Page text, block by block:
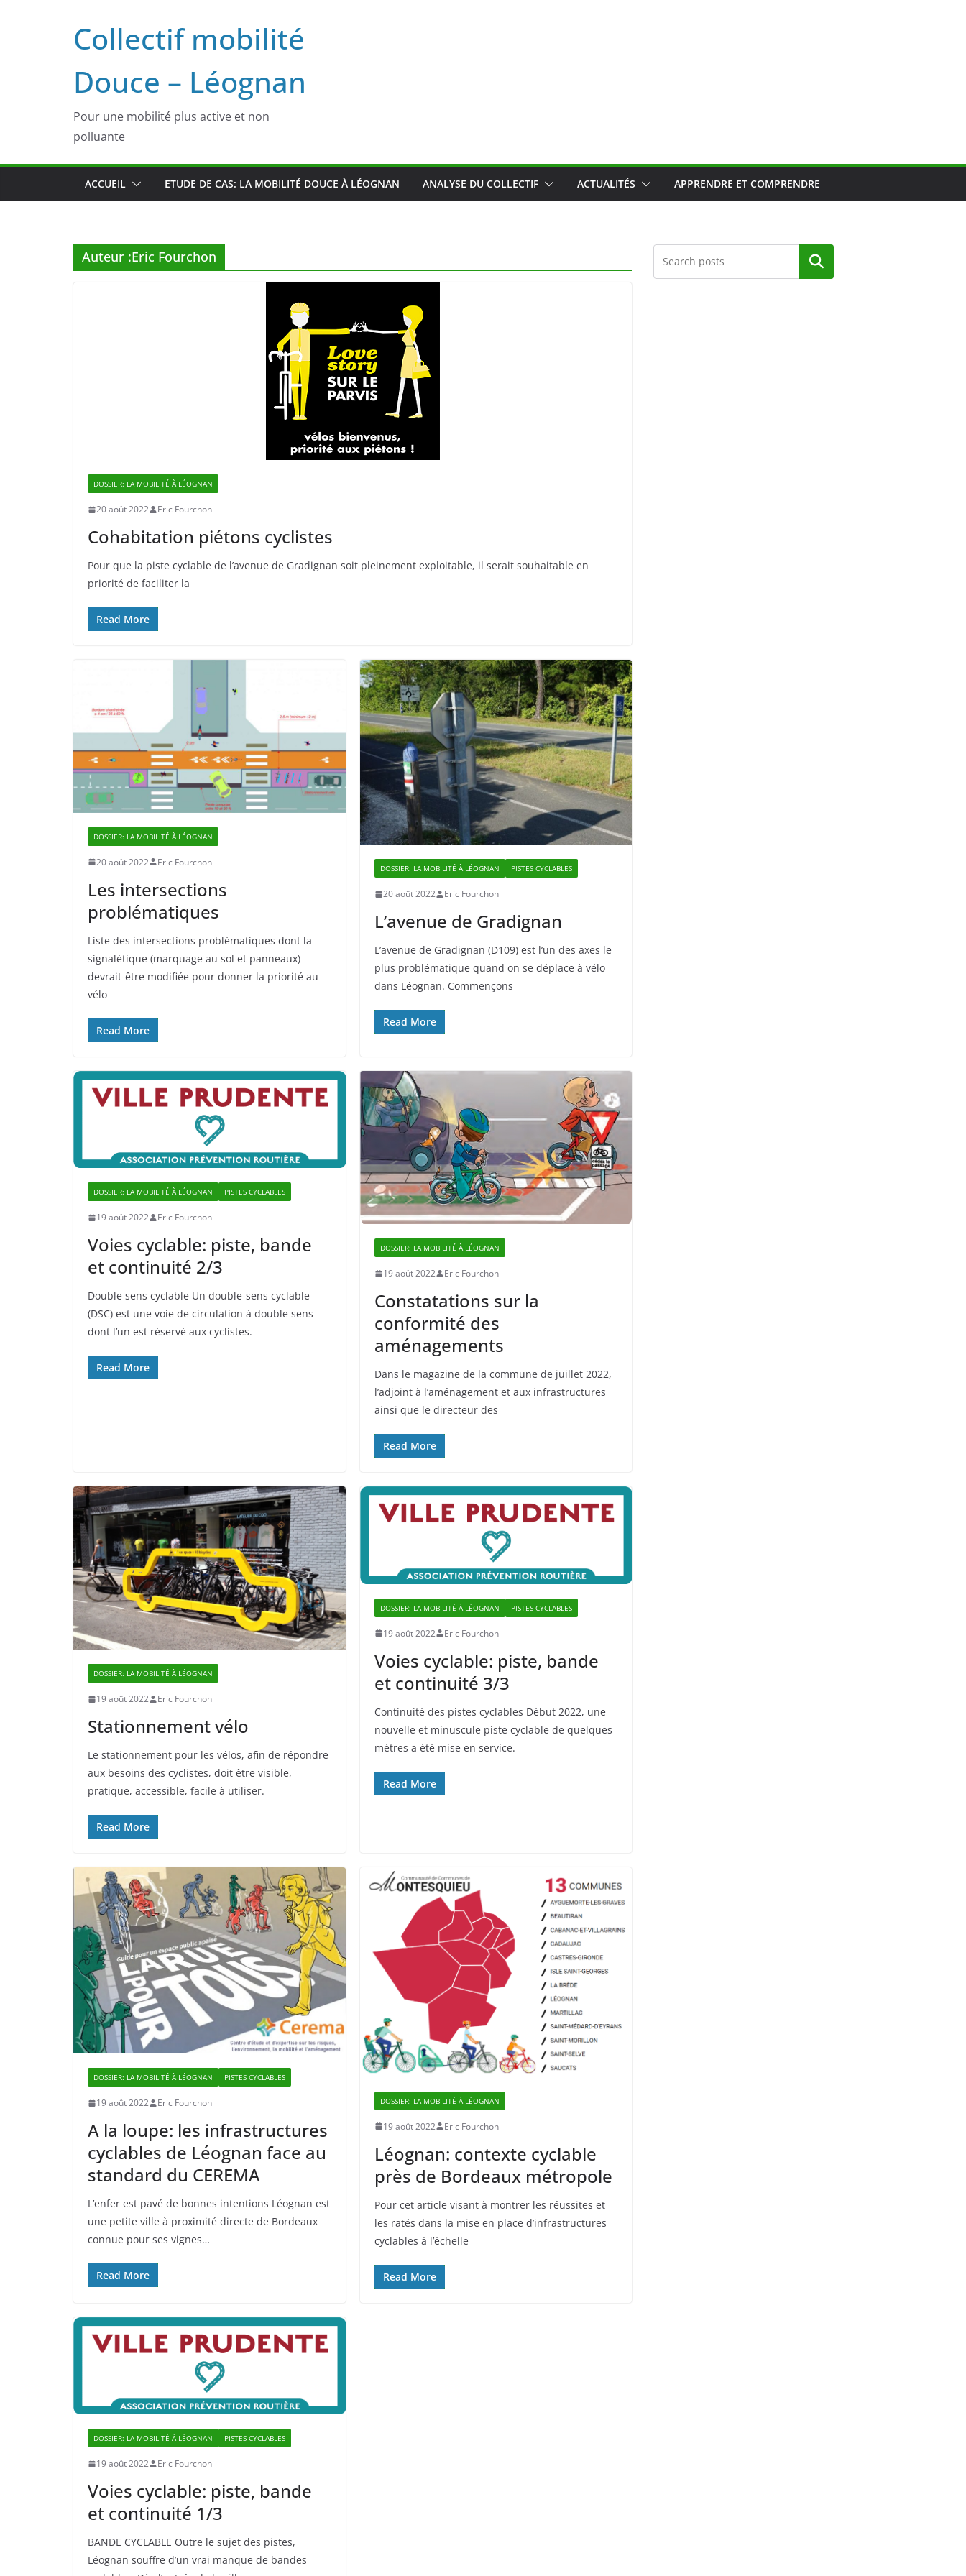
Collectif mobilité
Douce – Léognan
Pour une mobilité plus active et non
polluante
ACCUEIL ETUDE DE CAS: LA MOBILITÉ DOUCE À LÉOGNAN ANALYSE DU COLLECTIF ACTUALITÉS APPRENDRE ET COMPRENDRE
Auteur :Eric Fourchon
DOSSIER: LA MOBILITÉ À LÉOGNAN
20 août 2022 Eric Fourchon
Cohabitation piétons cyclistes
Pour que la piste cyclable de l’avenue de Gradignan soit pleinement exploitable, il serait souhaitable en
priorité de faciliter la
Read More
DOSSIER: LA MOBILITÉ À LÉOGNAN
20 août 2022 Eric Fourchon
Les intersections
problématiques
Liste des intersections problématiques dont la
signalétique (marquage au sol et panneaux)
devrait-être modifiée pour donner la priorité au
vélo
Read More
DOSSIER: LA MOBILITÉ À LÉOGNAN PISTES CYCLABLES
20 août 2022 Eric Fourchon
L’avenue de Gradignan
L’avenue de Gradignan (D109) est l’un des axes le
plus problématique quand on se déplace à vélo
dans Léognan. Commençons
Read More
DOSSIER: LA MOBILITÉ À LÉOGNAN PISTES CYCLABLES
19 août 2022 Eric Fourchon
Voies cyclable: piste, bande
et continuité 2/3
Double sens cyclable Un double-sens cyclable
(DSC) est une voie de circulation à double sens
dont l’un est réservé aux cyclistes.
Read More
DOSSIER: LA MOBILITÉ À LÉOGNAN
19 août 2022 Eric Fourchon
Constatations sur la
conformité des
aménagements
Dans le magazine de la commune de juillet 2022,
l’adjoint à l’aménagement et aux infrastructures
ainsi que le directeur des
Read More
DOSSIER: LA MOBILITÉ À LÉOGNAN
19 août 2022 Eric Fourchon
Stationnement vélo
Le stationnement pour les vélos, afin de répondre
aux besoins des cyclistes, doit être visible,
pratique, accessible, facile à utiliser.
Read More
DOSSIER: LA MOBILITÉ À LÉOGNAN PISTES CYCLABLES
19 août 2022 Eric Fourchon
Voies cyclable: piste, bande
et continuité 3/3
Continuité des pistes cyclables Début 2022, une
nouvelle et minuscule piste cyclable de quelques
mètres a été mise en service.
Read More
DOSSIER: LA MOBILITÉ À LÉOGNAN PISTES CYCLABLES
19 août 2022 Eric Fourchon
A la loupe: les infrastructures
cyclables de Léognan face au
standard du CEREMA
L’enfer est pavé de bonnes intentions Léognan est
une petite ville à proximité directe de Bordeaux
connue pour ses vignes…
Read More
DOSSIER: LA MOBILITÉ À LÉOGNAN
19 août 2022 Eric Fourchon
Léognan: contexte cyclable
près de Bordeaux métropole
Pour cet article visant à montrer les réussites et
les ratés dans la mise en place d’infrastructures
cyclables à l’échelle
Read More
DOSSIER: LA MOBILITÉ À LÉOGNAN PISTES CYCLABLES
19 août 2022 Eric Fourchon
Voies cyclable: piste, bande
et continuité 1/3
BANDE CYCLABLE Outre le sujet des pistes,
Léognan souffre d’un vrai manque de bandes
Rechercher